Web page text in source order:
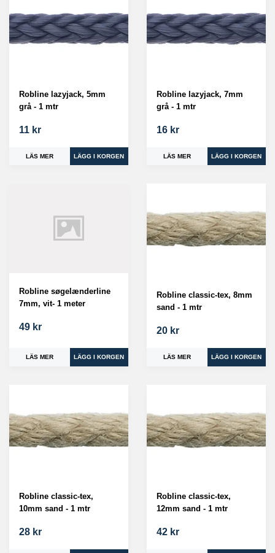
Robline lazyjack, 5mm
grå - 1 mtr
11 kr
LÄS MER
Robline lazyjack, 7mm
grå - 1 mtr
16 kr
LÄS MER
Robline søgelænderline
7mm, vit- 1 meter
49 kr
LÄS MER
Robline classic-tex, 8mm
sand - 1 mtr
20 kr
LÄS MER
Robline classic-tex,
10mm sand - 1 mtr
28 kr
Robline classic-tex,
12mm sand - 1 mtr
42 kr